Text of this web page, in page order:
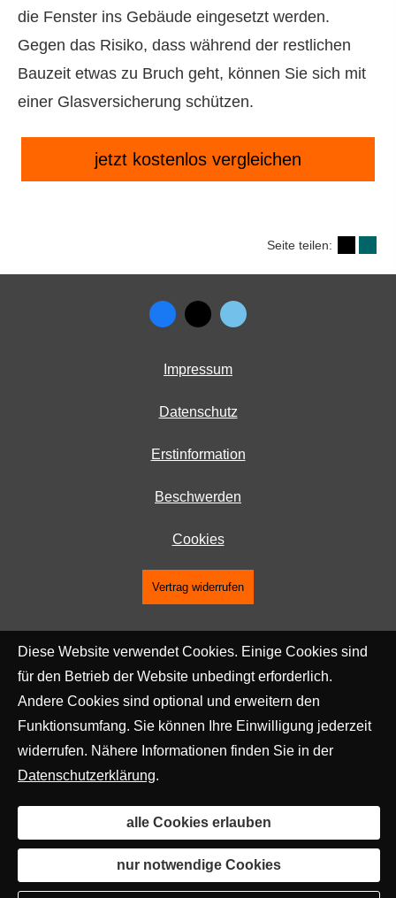
die Fenster ins Gebäude eingesetzt werden.
Gegen das Risiko, dass während der restlichen
Bauzeit etwas zu Bruch geht, können Sie sich mit
einer Glasversicherung schützen.
jetzt kostenlos vergleichen
Seite teilen:
Impressum
Datenschutz
Erstinformation
Beschwerden
Cookies
Vertrag widerrufen
Diese Website verwendet Cookies. Einige Cookies sind
für den Betrieb der Website unbedingt erforderlich.
Andere Cookies sind optional und erweitern den
Funktionsumfang. Sie können Ihre Einwilligung jederzeit
widerrufen. Nähere Informationen finden Sie in der
Datenschutzerklärung.
alle Cookies erlauben
nur notwendige Cookies